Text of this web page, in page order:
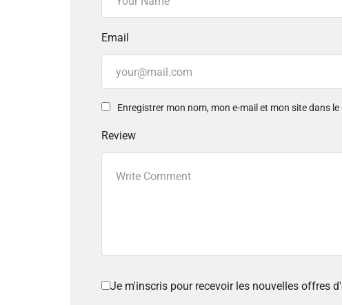
Email
Enregistrer mon nom, mon e-mail et mon site dans
Review
Je m'inscris pour recevoir les nouvelles offres